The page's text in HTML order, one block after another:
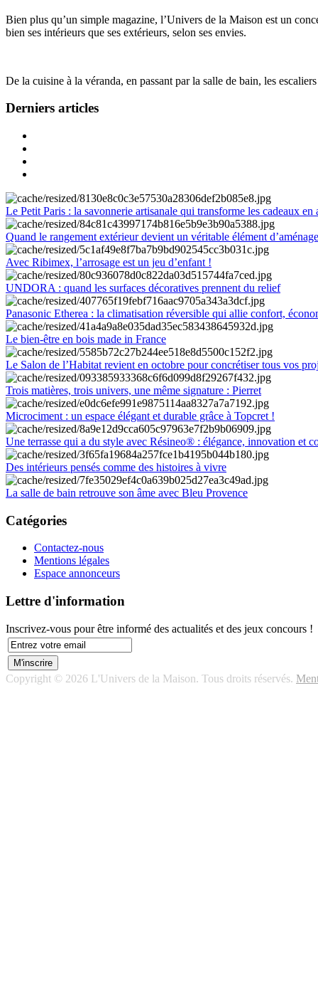
Bien plus qu’un simple magazine, l’Univers de la Maison est un
bien ses intérieurs que ses extérieurs, selon ses envies.
De la cuisine à la véranda, en passant par la salle de bain, les
Derniers articles
Le Petit Paris : la savonnerie artisanale qui transforme les cadeaux en
Quand le rangement extérieur devient un véritable élément
Avec Ribimex, l’arrosage est un jeu d’enfant !
UNDORA : quand les surfaces décoratives prennent du relief
Panasonic Etherea : la climatisation réversible qui allie confort,
Le bien-être en bois made in France
Le Salon de l’Habitat revient en octobre pour concrétiser tous vos
Trois matières, trois univers, une même signature : Pierret
Microciment : un espace élégant et durable grâce à Topcret !
Une terrasse qui a du style avec Résineo® : élégance, innovation et
Des intérieurs pensés comme des histoires à vivre
La salle de bain retrouve son âme avec Bleu Provence
Catégories
Contactez-nous
Mentions légales
Espace annonceurs
Lettre d'information
Inscrivez-vous pour être informé des actualités et des jeux concours !
Copyright © 2026 L'Univers de la Maison. Tous droits réservés.